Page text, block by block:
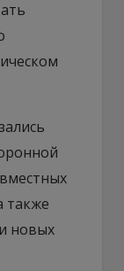
также
новых